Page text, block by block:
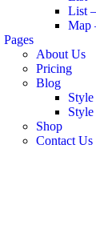
List
Map
Pages
About Us
Pricing
Blog
Shop
Contact Us